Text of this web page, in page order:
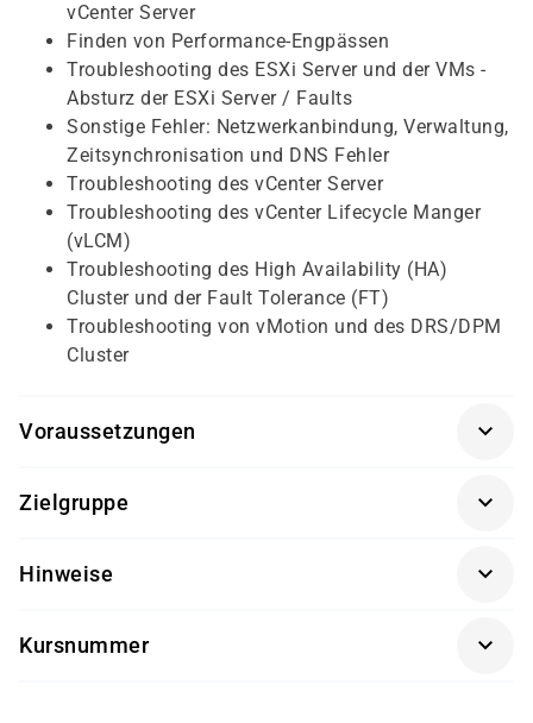
vCenter Server
Finden von Performance-Engpässen
Troubleshooting des ESXi Server und der VMs -
Absturz der ESXi Server / Faults
Sonstige Fehler: Netzwerkanbindung, Verwaltung,
Zeitsynchronisation und DNS Fehler
Troubleshooting des vCenter Server
Troubleshooting des vCenter Lifecycle Manger
(vLCM)
Troubleshooting des High Availability (HA)
Cluster und der Fault Tolerance (FT)
Troubleshooting von vMotion und des DRS/DPM
Cluster
Voraussetzungen
Vorkenntnisse mitbringen:
Infrastructure und der Betriebssysteme LINUX
Zielgruppe
Supportmitarbeitende
Hinweise
mit einem unserer Partner statt.
Kursnummer